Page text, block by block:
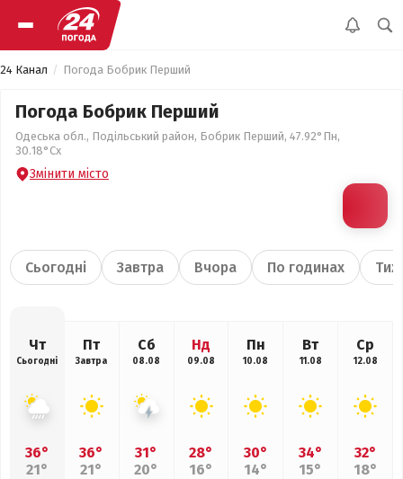
24 Канал Погода Бобрик Перший
Погода Бобрик Перший
Одеська обл., Подільський район, Бобрик Перший, 47.92°Пн,
30.18°Сх
Змінити місто
Сьогодні Завтра Вчора По годинах
Чт
Сьогодні
36°
21°
Пт
Завтра
36°
21°
Сб
08.08
31°
20°
Нд
09.08
28°
16°
Пн
10.08
30°
14°
Вт
11.08
34°
15°
Ср
12.08
32°
18°